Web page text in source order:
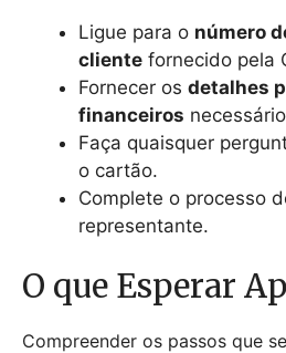
Ligue para o número
cliente fornecido pela
Fornecer os detalhes
financeiros
Faça quaisquer
o cartão.
Complete o processo
representante.
O que Esperar
Compreender os passos que